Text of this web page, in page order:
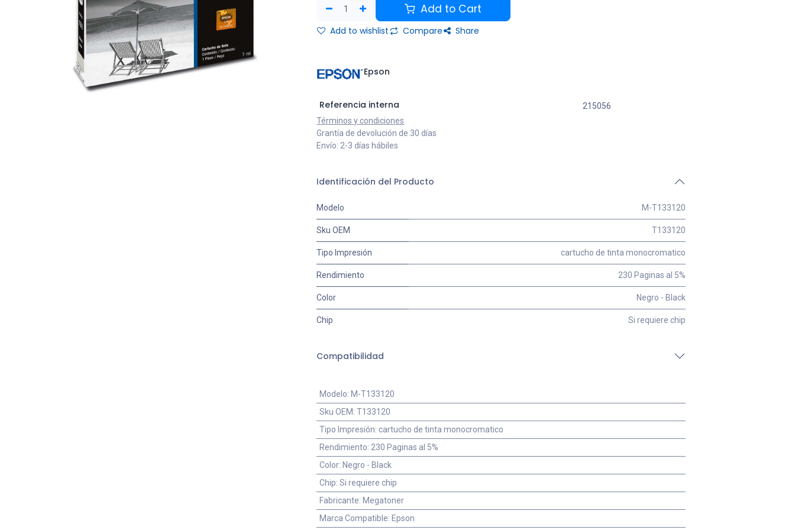
Add to Cart
Add to wishlist Compare Share
Epson
Referencia interna
215056
Términos y condiciones
Grantía de devolución de 30 días
Envío: 2-3 días hábiles
Identificación del Producto
Modelo M-T133120
Sku OEM T133120
Tipo Impresión cartucho de tinta monocromatico
Rendimiento 230 Paginas al 5%
Color Negro - Black
Chip Si requiere chip
Compatibilidad
Modelo: M-T133120
Sku OEM:T133120
Tipo Impresión: cartucho de tinta monocromatico
Rendimiento: 230 Paginas al 5%
Color: Negro - Black
Chip:Si requiere chip
Fabricante: Megatoner
Marca Compatible: Epson